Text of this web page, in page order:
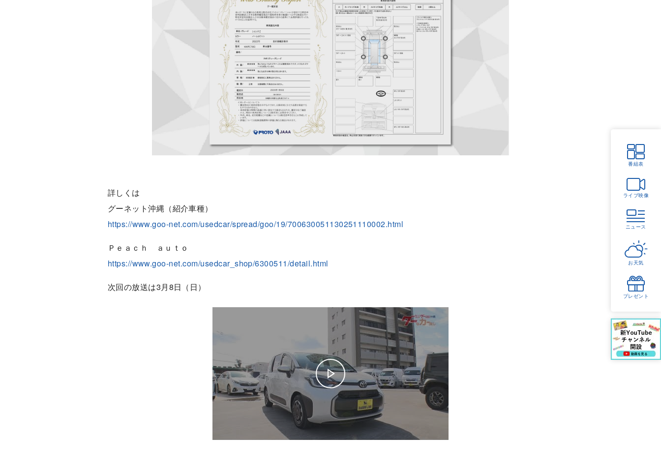
番組表
ライブ映像
ニュース
お天気
プレゼント
詳しくは
グーネット沖縄（紹介車種）
https://www.goo-net.com/usedcar/spread/goo/19/700630051130251110002.html
Ｐｅａｃｈ ａｕｔｏ
https://www.goo-net.com/usedcar_shop/6300511/detail.html
次回の放送は3月8日（日）